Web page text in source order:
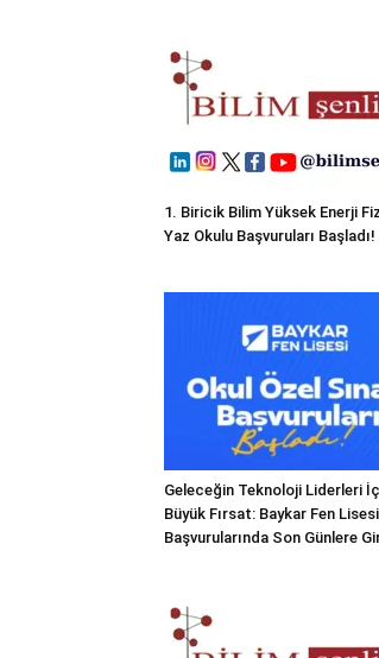
1. Biricik Bilim Yüksek Enerji
Yaz Okulu Başvuruları Başladı!
Geleceğin Teknoloji Liderleri
Büyük Fırsat: Baykar Fen
Başvurularında Son Günlere